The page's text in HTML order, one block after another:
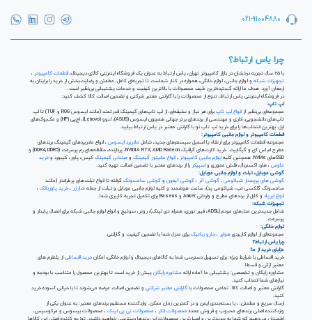
021-91004880
چرا یاس ارتباط؟
با ۲۵ سال تجربه درخشان در بازار کامپیوتر تهران، یاس ارتباط به عنوان یک فروشگاه اینترنتی کالای دیجیتال، قطعات کامپیوتر
تجهیزات شبکه
و لوازم جانبی، لوازم خانگی، همواره در کنار شماست تا تجربه‌ای کامل، مطمئن و رضایت‌بخش از خرید را برایتان به
ارمغان آورد. هدف ما ارائه گسترده‌ترین طیف محصولات با بالاترین کیفیت و خدمات پشتیبانی بی‌نظیر است.
در فروشگاه اینترنتی یاس ارتباط، تنوع از محصولات را با گارانتی معتبر شرکتی و تضمین اصالت کالا کشف کنید:
لپ تاپ:
مجموعه‌ای بی‌نظیر از انواع لپ تاپ
برای هر نیاز و سلیقه‌ای، از لپ تاپ‌های گیمینگ قدرتمند (مانند ایسوس ROG و TUF) تا لپ
تاپ‌های دانشجویی، اداری و مهندسی از برندهای برتر جهانی همچون ایسوس (ASUS)، لنوو (Lenovo)، اچ‌پی (HP) و مک‌بوک‌های
اپل. بهترین انتخاب‌ها را برای خرید لپ تاپ نو با گارانتی معتبر در یاس ارتباط بیابید.
قطعات کامپیوتر و لوازم جانبی کامپیوتر:
مجموعه قطعات کامپیوتر برای ارتقاء یا اسمبل سیستم‌های جدید، شامل مادربرد ایسوس ، انواع مادربردهای گیمینگ برندهای
مطرح ام اس آی و گیگابیت. خرید کارت‌های گرافیک NVIDIA RTX, AMD Radeon، پردازنده‌، حافظه‌های رم پرسرعت (DDR4, DDR5) و
SSDهای NVMe. همچنین کلیه
لوازم جانبی کامپیوتر انواع مانیتور گیمینگ صندلی گیمینگ
خرید
ماوس
اسپیکر
گوشی موبایل، تبلت و لوازم جانبی موبایل:
گوشی های پرچمدار شیائومی گوشی آنر گوشی آیفون گوشی سامسونگ گرفته تا انواع تبلت‌های پرطرفدار (مانند
سامسونگ گلکسی تب، شیائومی پد)، ساعت هوشمند و کلیه لوازم جانبی موبایل و تبلت از جمله شارژر خرید پاوربانک
انواع ایرپاد
تجهیزات شبکه:
شامل جدیدترین مدل‌های مودم (ADSL، فیبر نوری، همراه، دی لینک)، روتر، سوئیچ و انواع لوازم جانبی شبکه برای اتصال پایدار و
پرسرعت.
لوازم خانگی:
مجموعه‌ای از لوازم کاربردی هواپز جارو رباتیک
چرا یاس ارتباط؟
مزایای خرید از ما:
خرید اقساطی با شرایط ویژه: برای تسهیل دسترسی شما به کالاهای دیجیتال و لوازم خانگی، امکانخرید اقساطی از پلتفرم های
معتبر ازکی و قسطا.
مشاوره رایگان و تخصصی: پشتیبانی ما آماده ارائه مشاوره رایگان پیش از خرید است تا بهترین محصول را متناسب با بودجه و
نیازهای شما انتخاب کنید.
گارانتی معتبر و اصالت کالا: تمامی محصولات با گارانتی معتبر شرکتی و تضمین اصالت عرضه می‌شوند تا با خیالی آسوده خرید
کنید.
ارسال سریع و مطمئن: ، با بسته‌بندی ایمن و در کمترین زمان ممکن. واردکننده مستقیم برندهای معتبر: به عنوان یکی از
واردکننده اصلی برندهای محبوب و فروش عمده محصولات انکر ، محصولات تی پی لینک ، محصولات بیسوس و مرکوسیس،